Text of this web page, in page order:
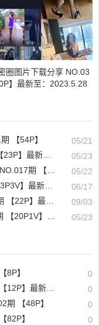
圈图片下载分享 NO.03
】最新至：2023.5.28
【54P】
05/21
至：2024.5.9
05/23
新至：2023.8.27
05/22
至:2024.12.3
06/17
至：2024.9.1
09/03
：2023.12.20 05/23
8P】 0
至：2023.9.28 0
期 【48P】 0
82P】 0